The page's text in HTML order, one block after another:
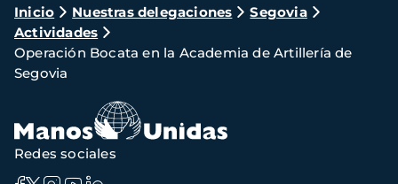
Ruta
de
navegación
Inicio Nuestras delegaciones
Segovia
Actividades
Operación Bocata en la Academia de Artillería de
Segovia
Redes sociales